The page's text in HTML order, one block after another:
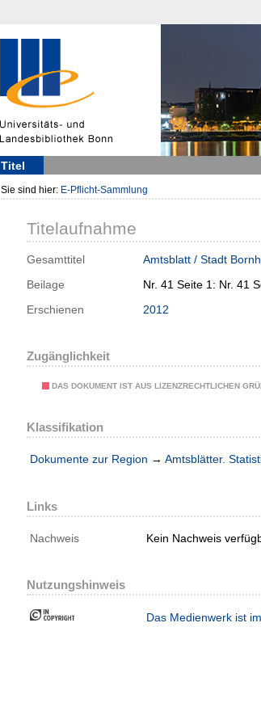
Titel
Sie sind hier: E-Pflicht-Sammlung
Titelaufnahme
Gesamttitel
Amtsblatt / Stadt
Beilage
Nr. 41 Seite 1: Nr. 41
Erschienen
2012
Zugänglichkeit
DAS DOKUMENT IST AUS LIZENZRECHTLICHEN
Klassifikation
Dokumente zur Region → Amtsblätter.
Links
Nachweis Kein Nachweis
Nutzungshinweis
Das Medienwerk ist